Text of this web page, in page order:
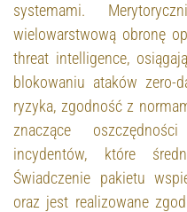
systemami.
wielowarstwową obronę
threat intelligence,
blokowaniu ataków zero-
ryzyka, zgodność z
znaczące
incydentów, które
Świadczenie pakietu
oraz jest realizowane